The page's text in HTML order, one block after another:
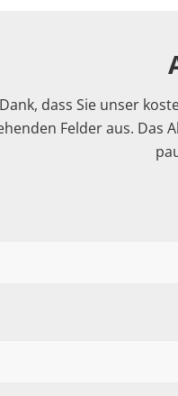
dass Sie unser
Felder aus. Das